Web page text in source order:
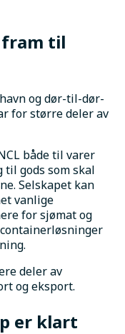
fram til
og dør-til-dør-
for større deler av
både til varer
til gods som skal
Selskapet kan
vanlige
for sjømat og
deler av
og eksport.
er klart